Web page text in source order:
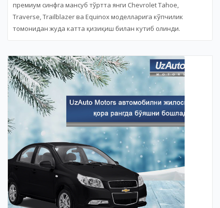
премиум синфга мансуб тўртта янги Chevrolet Tahoe,
Traverse, Trailblazer ва Equinox моделларига кўпчилик
томонидан жуда катта қизиқиш билан кутиб олинди.